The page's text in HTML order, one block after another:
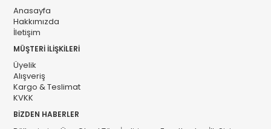
Anasayfa
Hakkımızda
İletişim
MÜŞTERİ İLİŞKİLERİ
Üyelik
Alışveriş
Kargo & Teslimat
KVKK
BİZDEN HABERLER